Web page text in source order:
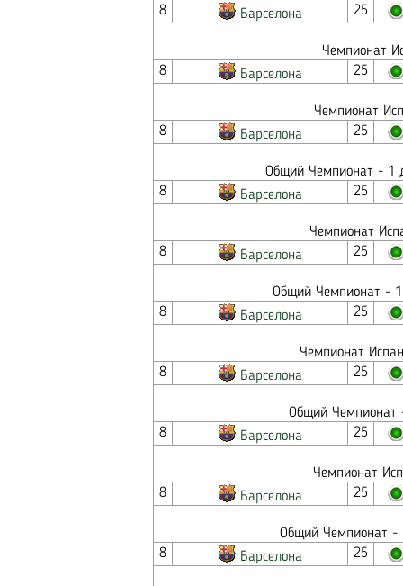
8
Барселона 25
Чемпионат
8
Барселона 25
Чемпионат
8
Барселона 25
Общий Чемпионат - 1
8
Барселона 25
Чемпионат
8
Барселона 25
Общий Чемпионат -
8
Барселона 25
Чемпионат
8
Барселона 25
Общий Чемпионат
8
Барселона 25
Чемпионат
8
Барселона 25
Общий Чемпионат -
8
Барселона 25